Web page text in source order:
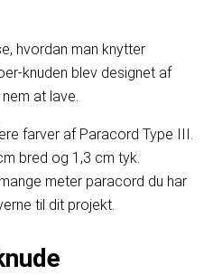
hvordan man knytter
knuden blev designet af
at lave.
farver af Paracord Type III.
bred og 1,3 cm tyk.
meter paracord du har
til dit projekt.